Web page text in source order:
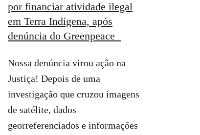
por financiar atividade ilegal
em Terra Indígena, após
denúncia do Greenpeace
Nossa denúncia virou ação na
Justiça! Depois de uma
investigação que cruzou imagens
de satélite, dados
georreferenciados e informações